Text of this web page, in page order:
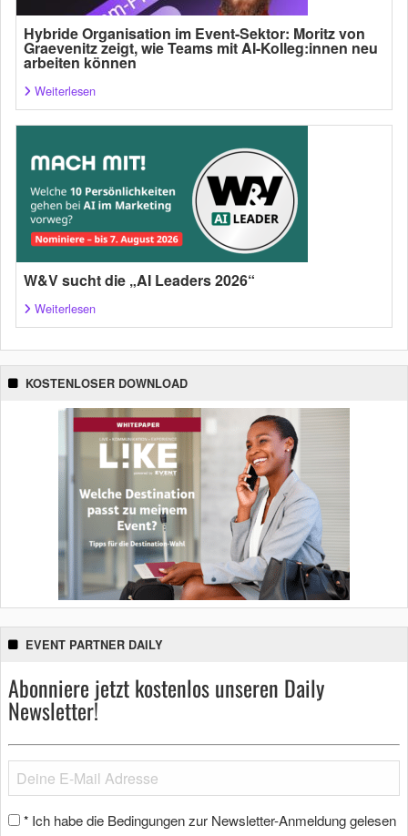
Hybride Organisation im Event-Sektor: Moritz von
Graevenitz zeigt, wie Teams mit AI-Kolleg:innen neu
arbeiten können
Weiterlesen
W&V sucht die „AI Leaders 2026“
Weiterlesen
KOSTENLOSER DOWNLOAD
EVENT PARTNER DAILY
Abonniere jetzt kostenlos unseren Daily
Newsletter!
* Ich habe die Bedingungen zur Newsletter-Anmeldung gelesen